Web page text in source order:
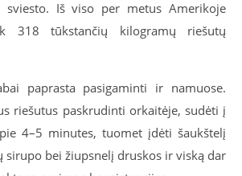
sviesto. Iš viso per metus Amerikoje
318 tūkstančių kilogramų riešutų
paprasta pasigaminti ir namuose.
riešutus paskrudinti orkaitėje, sudėti į
4–5 minutes, tuomet įdėti šaukštelį
sirupo bei žiupsnelį druskos ir viską dar